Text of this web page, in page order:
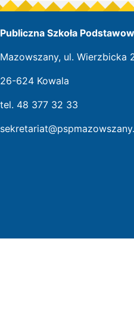
Publiczna Szkoła
Mazowszany, ul. Wierzbicka
26-624 Kowala
tel. 48 377 32 33